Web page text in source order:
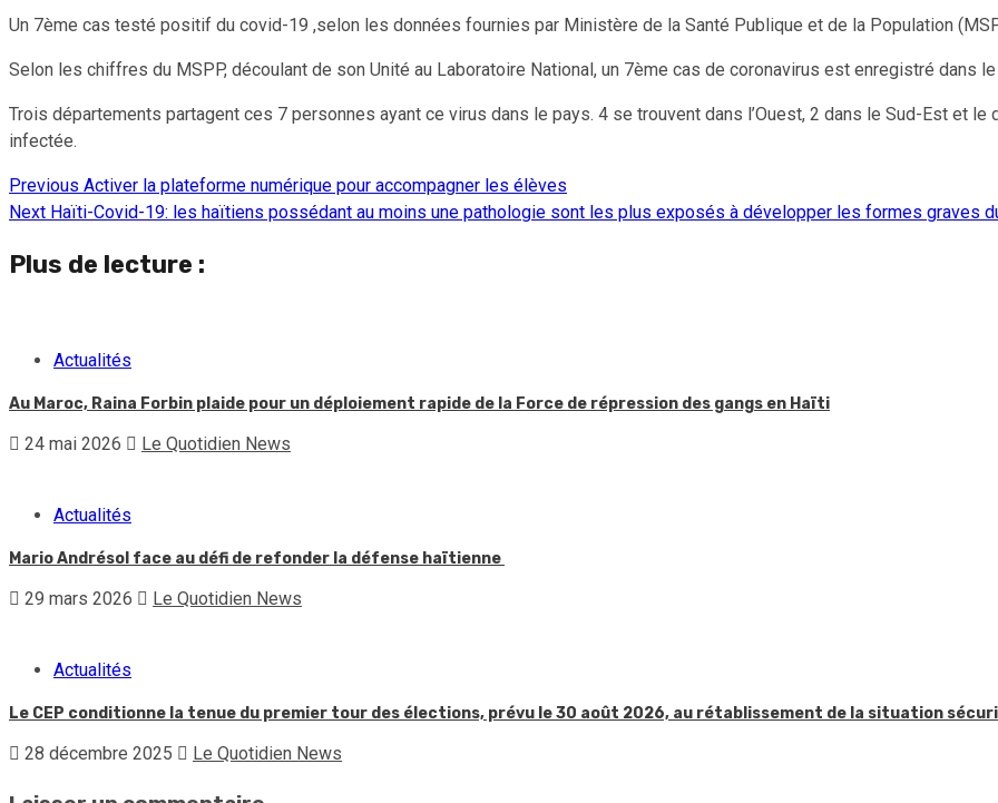
Un 7ème cas testé positif du covid-19 ,selon les données fournies par Ministère de la Santé Publique et de la Population
Selon les chiffres du MSPP, découlant de son Unité au Laboratoire National, un 7ème cas de coronavirus est enregistré dans
Trois départements partagent ces 7 personnes ayant ce virus dans le pays. 4 se trouvent dans l’Ouest, 2 dans le Sud-Est et
infectée.
Continue
Previous Activer la plateforme numérique pour accompagner les élèves
Next Haïti-Covid-19: les haïtiens possédant au moins une pathologie sont les plus exposés à développer les formes graves
Plus de lecture :
Actualités
Au Maroc, Raina Forbin plaide pour un déploiement rapide de la Force de répression des gangs en Haïti
24 mai 2026 Le Quotidien News
Actualités
Mario Andrésol face au défi de refonder la défense haïtienne
29 mars 2026 Le Quotidien News
Actualités
Le CEP conditionne la tenue du premier tour des élections, prévu le 30 août 2026, au rétablissement de la situation
28 décembre 2025 Le Quotidien News